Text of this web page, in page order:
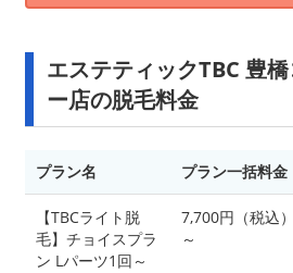
エステティックTBC 豊
ー店の脱毛料金
プラン名 プラン一括料金
【TBCライト脱
毛】チョイスプラ
ン Lパーツ1回～
7,700円（税込）
～